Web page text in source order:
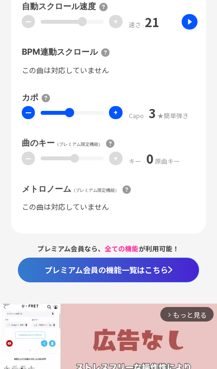
自動スクロール速度
ー + 速さ 21
BPM連動スクロール
この曲は対応していません
カポ
ー + Capo 3 ★簡単弾き
曲のキー（プレミアム限定機能）
ー + キー 0 原曲キー
メトロノーム （プレミアム限定機能）
この曲は対応していません
プレミアム会員なら、全ての機能が利用可能！
プレミアム会員の機能一覧はこちら
arrow_forward_ios もっと見る